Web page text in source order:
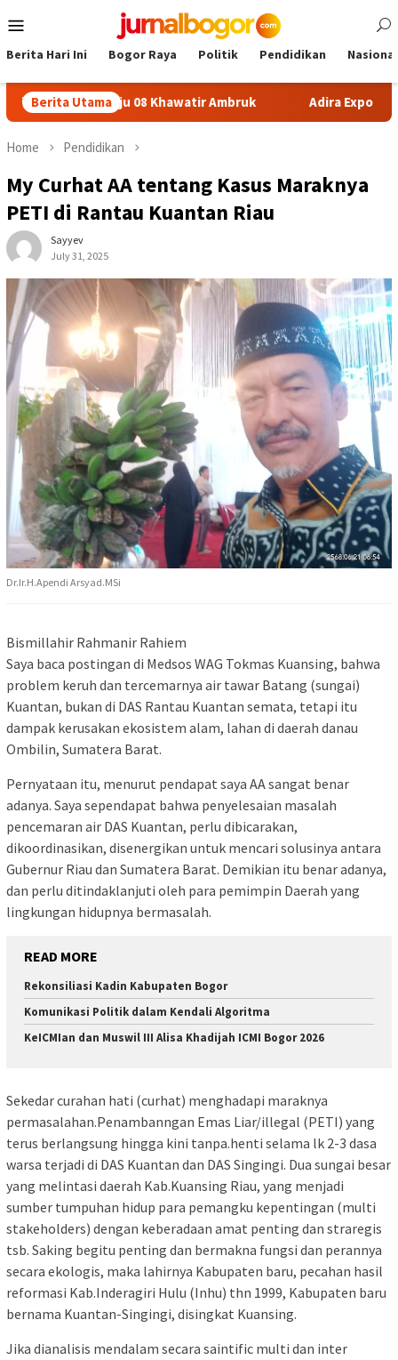
to
Menu
Berita Hari Ini Bogor Raya Politik Pendidikan Nasional
Berita Utama
Sukamaju 08 Khawatir Ambruk Adira Expo Merdeka
Home Pendidikan
My Curhat AA tentang Kasus Maraknya
PETI di Rantau Kuantan Riau
Sayyev
July 31, 2025
Dr.Ir.H.Apendi Arsyad.MSi
Bismillahir Rahmanir Rahiem
Saya baca postingan di Medsos WAG Tokmas Kuansing, bahwa
problem keruh dan tercemarnya air tawar Batang (sungai)
Kuantan, bukan di DAS Rantau Kuantan semata, tetapi itu
dampak kerusakan ekosistem alam, lahan di daerah danau
Ombilin, Sumatera Barat.
Pernyataan itu, menurut pendapat saya AA sangat benar
adanya. Saya sependapat bahwa penyelesaian masalah
pencemaran air DAS Kuantan, perlu dibicarakan,
dikoordinasikan, disenergikan untuk mencari solusinya antara
Gubernur Riau dan Sumatera Barat. Demikian itu benar adanya,
dan perlu ditindaklanjuti oleh para pemimpin Daerah yang
lingkungan hidupnya bermasalah.
READ MORE
Rekonsiliasi Kadin Kabupaten Bogor
Komunikasi Politik dalam Kendali Algoritma
KeICMIan dan Muswil III Alisa Khadijah ICMI Bogor 2026
Sekedar curahan hati (curhat) menghadapi maraknya
permasalahan.Penambanngan Emas Liar/illegal (PETI) yang
terus berlangsung hingga kini tanpa.henti selama lk 2-3 dasa
warsa terjadi di DAS Kuantan dan DAS Singingi. Dua sungai besar
yang melintasi daerah Kab.Kuansing Riau, yang menjadi
sumber tumpuhan hidup para pemangku kepentingan (multi
stakeholders) dengan keberadaan amat penting dan straregis
tsb. Saking begitu penting dan bermakna fungsi dan perannya
secara ekologis, maka lahirnya Kabupaten baru, pecahan hasil
reformasi Kab.Inderagiri Hulu (Inhu) thn 1999, Kabupaten baru
bernama Kuantan-Singingi, disingkat Kuansing.
Jika dianalisis mendalam secara saintific multi dan inter